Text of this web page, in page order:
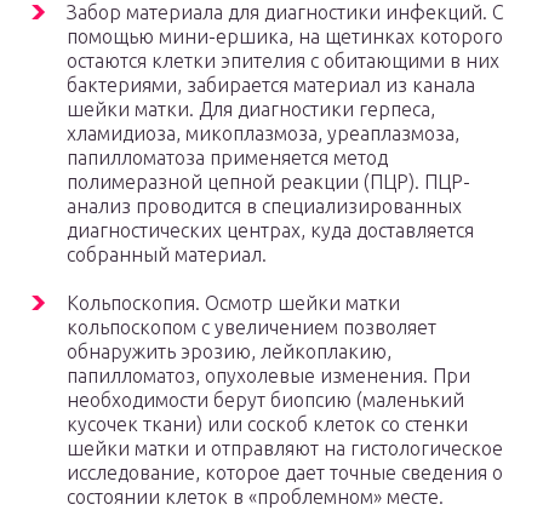
Забор материала для диагностики инфекций. С
помощью мини-ершика, на щетинках которого
остаются клетки эпителия с обитающими в них
бактериями, забирается материал из канала
шейки матки. Для диагностики герпеса,
хламидиоза, микоплазмоза, уреаплазмоза,
папилломатоза применяется метод
полимеразной цепной реакции (ПЦР). ПЦР-
анализ проводится в специализированных
диагностических центрах, куда доставляется
собранный материал.
Кольпоскопия. Осмотр шейки матки
кольпоскопом с увеличением позволяет
обнаружить эрозию, лейкоплакию,
папилломатоз, опухолевые изменения. При
необходимости берут биопсию (маленький
кусочек ткани) или соскоб клеток со стенки
шейки матки и отправляют на гистологическое
исследование, которое дает точные сведения о
состоянии клеток в «проблемном» месте.